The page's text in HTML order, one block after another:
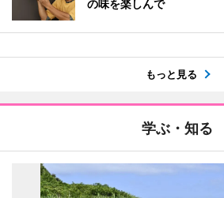
の味を楽しんで
もっと見る
学ぶ・知る